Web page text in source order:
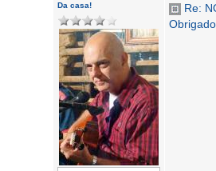
Da casa!
Re: